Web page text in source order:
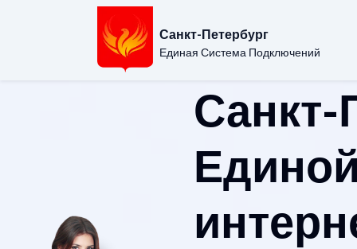
Санкт-Петербург
Единая Система Подключений
Санкт-